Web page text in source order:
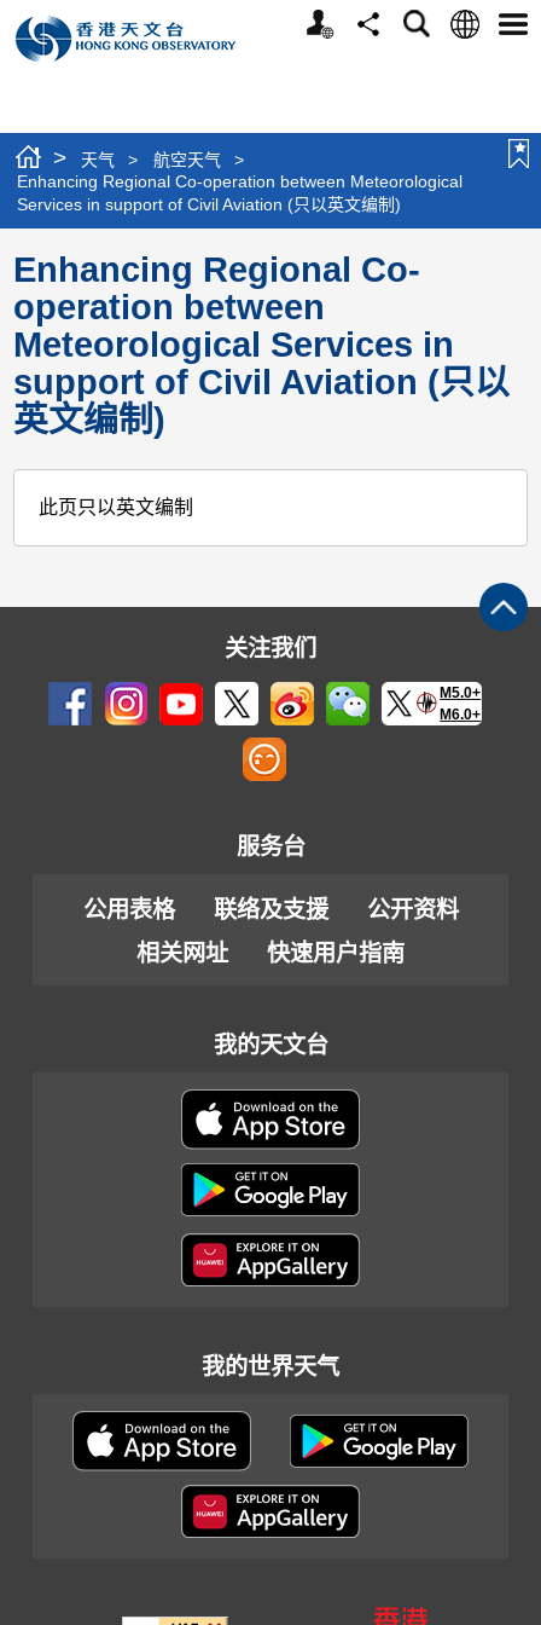
个
分
搜
语
选
> 天气 > 航空天气
>
Enhancing Regional Co-operation between Meteorological
Services in support of Civil Aviation (只以英文编制)
Enhancing Regional Co-
operation between
Meteorological Services in
support of Civil Aviation (只以
英文编制)
此页只以英文编制
关注我们
M5.0+
M6.0+
服务台
公用表格 联络及支援
公开资料
相关网址
快速用户指南
我的天文台
我的世界天气